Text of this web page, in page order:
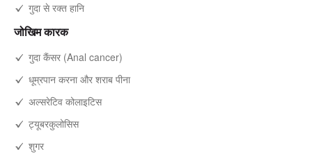
गुदा से रक्त हानि
जोखिम कारक
गुदा कैंसर (Anal cancer)
धूम्रपान करना और शराब पीना
अल्सरेटिव कोलाइटिस
ट्यूबरकुलोसिस
शुगर